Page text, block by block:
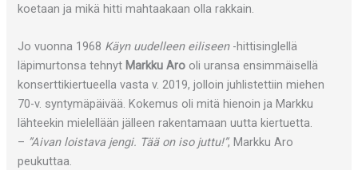
koetaan ja mikä hitti mahtaakaan olla rakkain.
Jo vuonna 1968 Käyn uudelleen eiliseen-hittisinglellä
läpimurtonsa tehnyt Markku Aro oli uransa ensimmäisellä
konserttikiertueella vasta v. 2019, jolloin juhlistettiin miehen
70-v. syntymäpäivää. Kokemus oli mitä hienoin ja Markku
lähteekin mielellään jälleen rakentamaan uutta kiertuetta.
– ”Aivan loistava jengi. Tää on iso juttu!”, Markku Aro
peukuttaa.